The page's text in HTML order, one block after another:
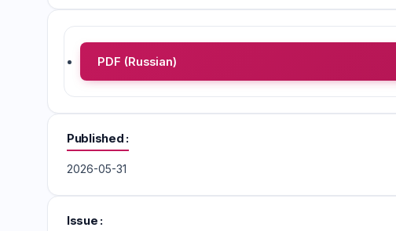
PDF (Russian)
Published
2026-05-31
Issue